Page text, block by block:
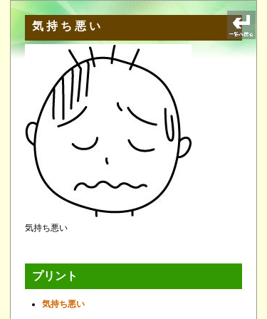
気持ち悪い
気持ち悪い
プリント
気持ち悪い